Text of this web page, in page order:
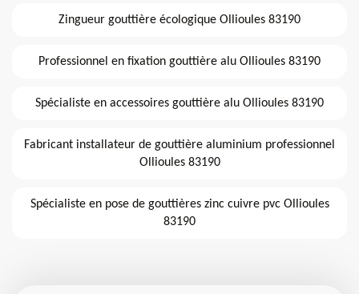
Zingueur gouttière écologique Ollioules 83190
Professionnel en fixation gouttière alu Ollioules 83190
Spécialiste en accessoires gouttière alu Ollioules 83190
Fabricant installateur de gouttière aluminium professionnel
Ollioules 83190
Spécialiste en pose de gouttières zinc cuivre pvc Ollioules
83190